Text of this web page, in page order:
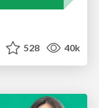
528 40k